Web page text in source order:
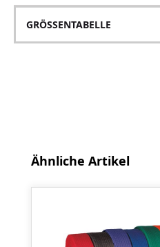
GRÖSSENTABELLE
Produktgalerie überspringen
Ähnliche Artikel